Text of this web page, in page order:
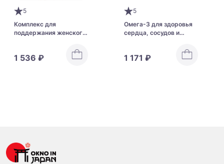
5
Комплекс для
поддержания женского
менопаузы Мать жизни
KOBAYASHI Inochi no
1 536 ₽
5
Омега-3 для здоровья
сердца, сосудов и
1 171 ₽